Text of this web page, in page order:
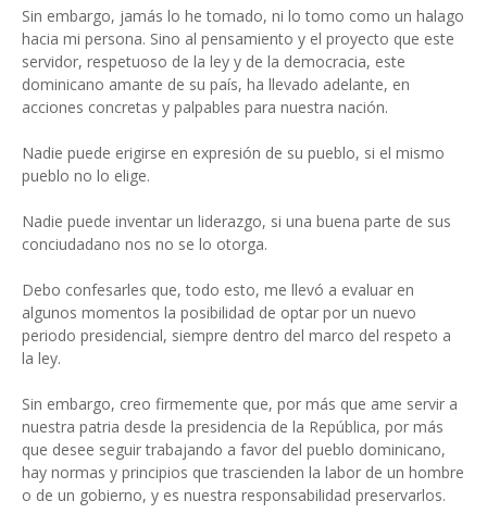
Sin embargo, jamás lo he tomado, ni lo tomo como un halago
hacia mi persona. Sino al pensamiento y el proyecto que este
servidor, respetuoso de la ley y de la democracia, este
dominicano amante de su país, ha llevado adelante, en
acciones concretas y palpables para nuestra nación.
Nadie puede erigirse en expresión de su pueblo, si el mismo
pueblo no lo elige.
Nadie puede inventar un liderazgo, si una buena parte de sus
conciudadano nos no se lo otorga.
Debo confesarles que, todo esto, me llevó a evaluar en
algunos momentos la posibilidad de optar por un nuevo
periodo presidencial, siempre dentro del marco del respeto a
la ley.
Sin embargo, creo firmemente que, por más que ame servir a
nuestra patria desde la presidencia de la República, por más
que desee seguir trabajando a favor del pueblo dominicano,
hay normas y principios que trascienden la labor de un hombre
o de un gobierno, y es nuestra responsabilidad preservarlos.